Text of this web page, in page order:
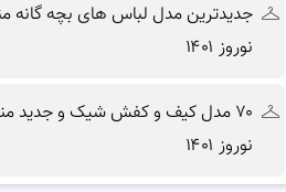
جدیدترین مدل لباس های بچه گانه
نوروز ۱۴۰۱
۷۰ مدل کیف و کفش شیک و جدید
نوروز ۱۴۰۱